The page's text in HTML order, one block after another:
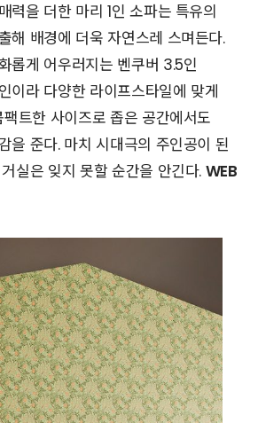
력을 더한 마리 1인 소파는 특유의
해 배경에 더욱 자연스레 스며든다.
롭게 어우러지는 벤쿠버 3.5인
이라 다양한 라이프스타일에 맞게
트한 사이즈로 좁은 공간에서도
을 준다. 마치 시대극의 주인공이 된
실은 잊지 못할 순간을 안긴다. WEB